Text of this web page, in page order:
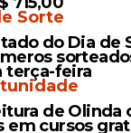
Coluna
Artigo:
sentença, é
Sorte
do Dia de
terça-feira
de Olinda
em cursos